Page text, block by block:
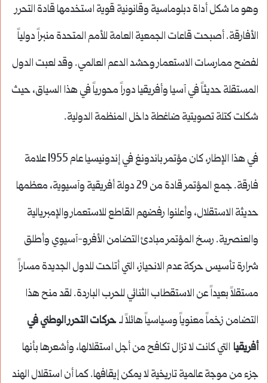
وهو ما شكل أداة دبلوماسية وقانونية قوية استخدمها قادة التحرر
الأفارقة. أصبحت قاعات الجمعية العامة للأمم المتحدة منبراً دولياً
لفضح ممارسات الاستعمار وحشد الدعم العالمي. وقد لعبت الدول
المستقلة حديثاً في آسيا وأفريقيا دوراً محورياً في هذا السياق، حيث
شكلت كتلة تصويتية ضاغطة داخل المنظمة الدولية.
في هذا الإطار، كان مؤتمر باندونغ في إندونيسيا عام 1955 علامة
فارقة. جمع المؤتمر قادة من 29 دولة أفريقية وآسيوية، معظمها
حديثة الاستقلال، وأعلنوا رفضهم القاطع للاستعمار والإمبريالية
والعنصرية. رسخ المؤتمر مبادئ التضامن الأفرو-آسيوي وأطلق
شرارة تأسيس حركة عدم الانحياز، التي أتاحت للدول الجديدة مساراً
مستقلاً بعيداً عن الاستقطاب الثنائي للحرب الباردة. لقد منح هذا
التضامن زخماً معنوياً وسياسياً هائلاً لـحركات التحرر الوطني في
أفريقيا التي كانت لا تزال تكافح من أجل استقلالها، وأشعرها بأنها
جزء من موجة عالمية تاريخية لا يمكن إيقافها. كما أن استقلال الهند